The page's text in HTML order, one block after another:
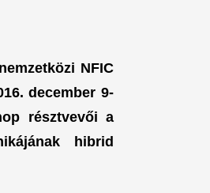
NFIC
december 9-
résztvevői a
hibrid